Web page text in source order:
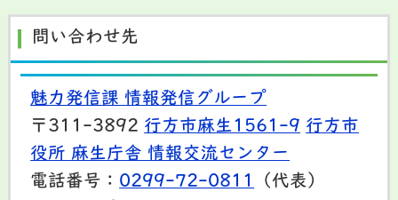
問い合わせ先
魅力発信課 情報発信グループ
〒311-3892 行方市麻生1561-9 行方市
役所 麻生庁舎 情報交流センター
電話番号： 0299-72-0811
（代表）